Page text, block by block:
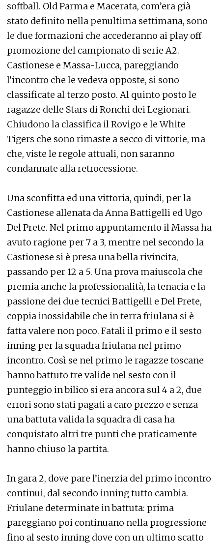
softball. Old Parma e Macerata, com’era già
stato definito nella penultima settimana, sono
le due formazioni che accederanno ai play off
promozione del campionato di serie A2.
Castionese e Massa-Lucca, pareggiando
l’incontro che le vedeva opposte, si sono
classificate al terzo posto. Al quinto posto le
ragazze delle Stars di Ronchi dei Legionari.
Chiudono la classifica il Rovigo e le White
Tigers che sono rimaste a secco di vittorie, ma
che, viste le regole attuali, non saranno
condannate alla retrocessione.
Una sconfitta ed una vittoria, quindi, per la
Castionese allenata da Anna Battigelli ed Ugo
Del Prete. Nel primo appuntamento il Massa ha
avuto ragione per 7 a 3, mentre nel secondo la
Castionese si è presa una bella rivincita,
passando per 12 a 5. Una prova maiuscola che
premia anche la professionalità, la tenacia e la
passione dei due tecnici Battigelli e Del Prete,
coppia inossidabile che in terra friulana si è
fatta valere non poco. Fatali il primo e il sesto
inning per la squadra friulana nel primo
incontro. Così se nel primo le ragazze toscane
hanno battuto tre valide nel sesto con il
punteggio in bilico si era ancora sul 4 a 2, due
errori sono stati pagati a caro prezzo e senza
una battuta valida la squadra di casa ha
conquistato altri tre punti che praticamente
hanno chiuso la partita.
In gara 2, dove pare l’inerzia del primo incontro
continui, dal secondo inning tutto cambia.
Friulane determinate in battuta: prima
pareggiano poi continuano nella progressione
fino al sesto inning dove con un ultimo scatto